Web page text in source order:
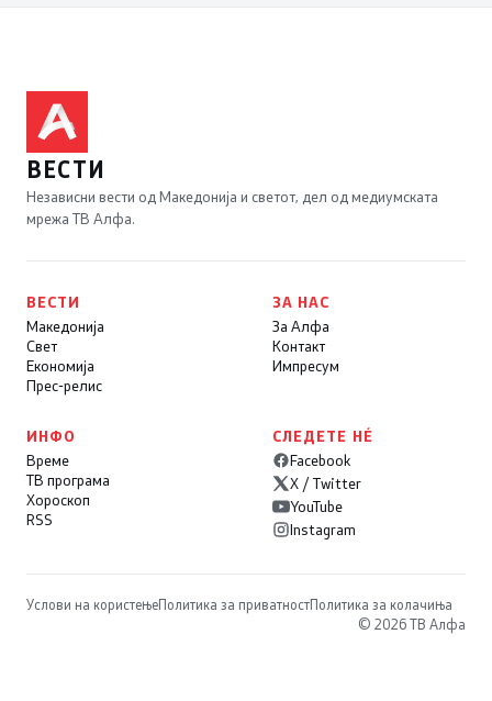
ВЕСТИ
Независни вести од Македонија и светот, дел од медиумската
мрежа ТВ Алфа.
ВЕСТИ
Македонија
Свет
Економија
Прес-релис
ЗА НАС
За Алфа
Контакт
Импресум
ИНФО
Време
ТВ програма
Хороскоп
RSS
СЛЕДЕТЕ НÉ
Facebook
X / Twitter
YouTube
Instagram
Услови на користењеПолитика за приватностПолитика за колачиња
© 2026 ТВ Алфа